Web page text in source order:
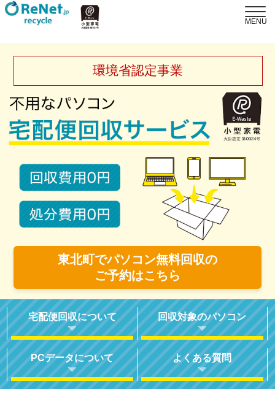
環境省認定事業
東北町でパソコン無料回収の
ご予約はこちら
宅配便回収について 回収対象のパソコン
PCデータについて よくある質問